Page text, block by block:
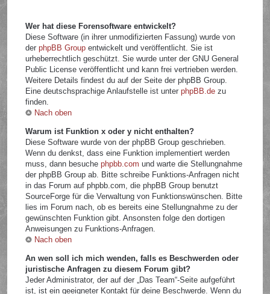
Wer hat diese Forensoftware entwickelt?
Diese Software (in ihrer unmodifizierten Fassung) wurde von
derphpBB Group entwickelt und veröffentlicht. Sie ist
urheberrechtlich geschützt. Sie wurde unter der GNU General
Public License veröffentlicht und kann frei vertrieben werden.
Weitere Details findest du auf der Seite der phpBB Group.
Eine deutschsprachige Anlaufstelle ist unterphpBB.de zu
finden.
Nach oben
Warum ist Funktion x oder y nicht enthalten?
Diese Software wurde von der phpBB Group geschrieben.
Wenn du denkst, dass eine Funktion implementiert werden
muss, dann besuchephpbb.com und warte die Stellungnahme
der phpBB Group ab. Bitte schreibe Funktions-Anfragen nicht
in das Forum auf phpbb.com, die phpBB Group benutzt
SourceForge für die Verwaltung von Funktionswünschen. Bitte
lies im Forum nach, ob es bereits eine Stellungnahme zu der
gewünschten Funktion gibt. Ansonsten folge den dortigen
Anweisungen zu Funktions-Anfragen.
Nach oben
An wen soll ich mich wenden, falls es Beschwerden oder
juristische Anfragen zu diesem Forum gibt?
Jeder Administrator, der auf der „Das Team“-Seite aufgeführt
ist, ist ein geeigneter Kontakt für deine Beschwerde. Wenn du